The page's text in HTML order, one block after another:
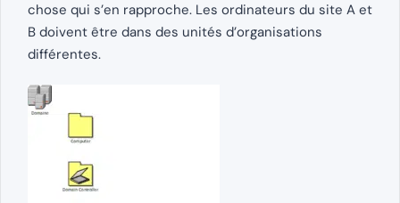
chose qui s’en rapproche. Les ordinateurs du site A et
B doivent être dans des unités d’organisations
différentes.